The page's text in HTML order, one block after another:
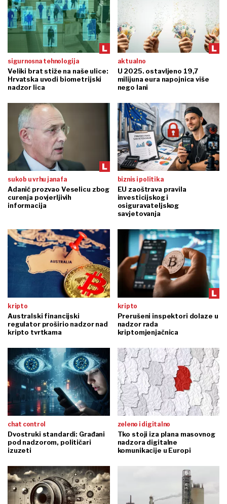
sigurnosna tehnologija
Veliki brat stiže na naše ulice:
Hrvatska uvodi biometrijski
nadzor lica
aktualno
U 2025. ostavljeno 19,7
milijuna eura napojnica više
nego lani
sukob u vrhu janafa
Adanić prozvao Veselicu zbog
curenja povjerljivih
informacija
biznis i politika
EU zaoštrava pravila
investicijskog i
osiguravateljskog
savjetovanja
kripto
Australski financijski
regulator proširio nadzor nad
kripto tvrtkama
kripto
Prerušeni inspektori dolaze u
nadzor rada
kriptomjenjačnica
chat control
Dvostruki standardi: Građani
pod nadzorom, političari
izuzeti
zeleno i digitalno
Tko stoji iza plana masovnog
nadzora digitalne
komunikacije u Europi